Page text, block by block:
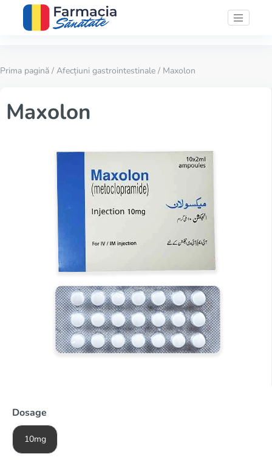
Prima pagină / Afecțiuni gastrointestinale / Maxolon
Maxolon
Dosage
10mg